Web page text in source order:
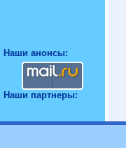
Наши анонсы:
Наши партнеры: